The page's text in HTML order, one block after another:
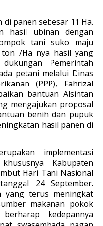
di panen sebesar 11 Ha.
hasil ubinan dengan
tani suko maju
ton /Ha nya hasil yang
Pemerintah
petani melalui Dinas
(PPP), Fahrizal
bantuan Alsintan
mengajukan proposal
benih dan pupuk
hasil panen di
implementasi
Kabupaten
Hari Tani Nasional
24 September.
yang terus meningkat
makanan pokok
kedepannya